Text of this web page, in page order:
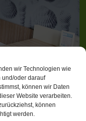
wir Technologien wie
und/oder darauf
können wir Daten
Website verarbeiten.
können
werden.
großer Fensterfront